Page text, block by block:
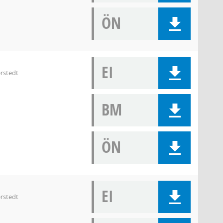
ÖN
EI
BM
ÖN
EI